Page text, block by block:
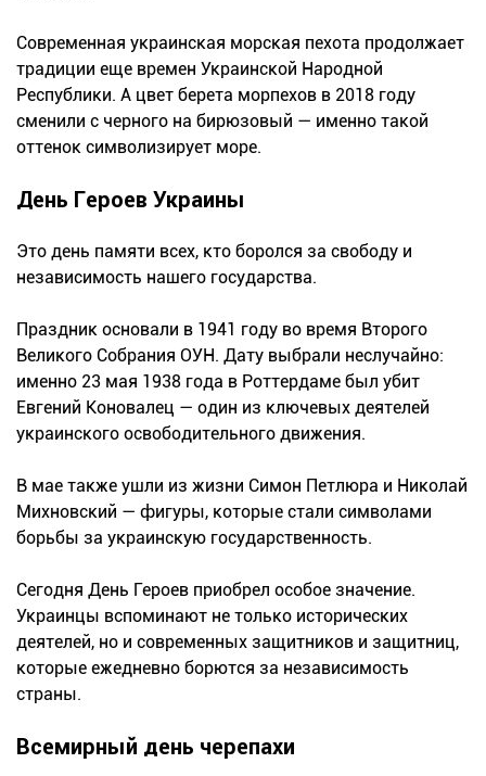
Современная украинская морская пехота продолжает
традиции еще времен Украинской Народной
Республики. А цвет берета морпехов в 2018 году
сменили с черного на бирюзовый — именно такой
оттенок символизирует море.
День Героев Украины
Это день памяти всех, кто боролся за свободу и
независимость нашего государства.
Праздник основали в 1941 году во время Второго
Великого Собрания ОУН. Дату выбрали неслучайно:
именно 23 мая 1938 года в Роттердаме был убит
Евгений Коновалец — один из ключевых деятелей
украинского освободительного движения.
В мае также ушли из жизни Симон Петлюра и Николай
Михновский — фигуры, которые стали символами
борьбы за украинскую государственность.
Сегодня День Героев приобрел особое значение.
Украинцы вспоминают не только исторических
деятелей, но и современных защитников и защитниц,
которые ежедневно борются за независимость
страны.
Всемирный день черепахи